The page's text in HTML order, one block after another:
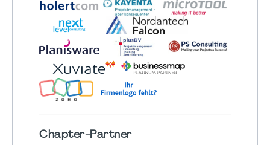
Chapter-Partner